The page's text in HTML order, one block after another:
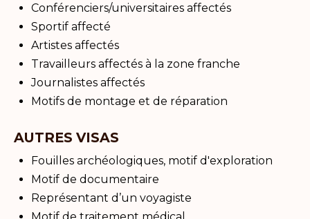
Conférenciers/universitaires affectés
Sportif affecté
Artistes affectés
Travailleurs affectés à la zone franche
Journalistes affectés
Motifs de montage et de réparation
AUTRES VISAS
Fouilles archéologiques, motif d'exploration
Motif de documentaire
Représentant d’un voyagiste